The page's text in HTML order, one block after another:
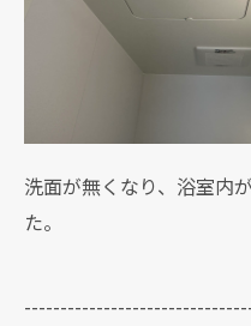
洗面が無くなり、浴室内
た。